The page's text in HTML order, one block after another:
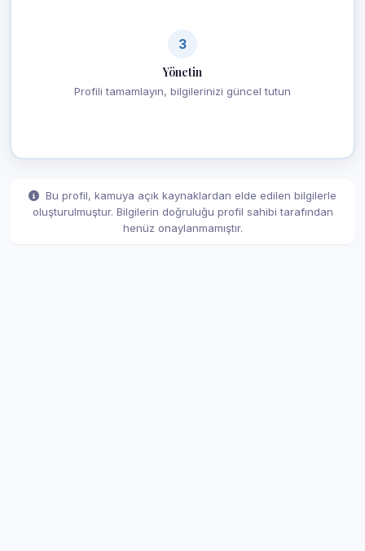
3
Yönetin
Profili tamamlayın, bilgilerinizi güncel tutun
Bu profil, kamuya açık kaynaklardan elde edilen bilgilerle
oluşturulmuştur. Bilgilerin doğruluğu profil sahibi tarafından
henüz onaylanmamıştır.